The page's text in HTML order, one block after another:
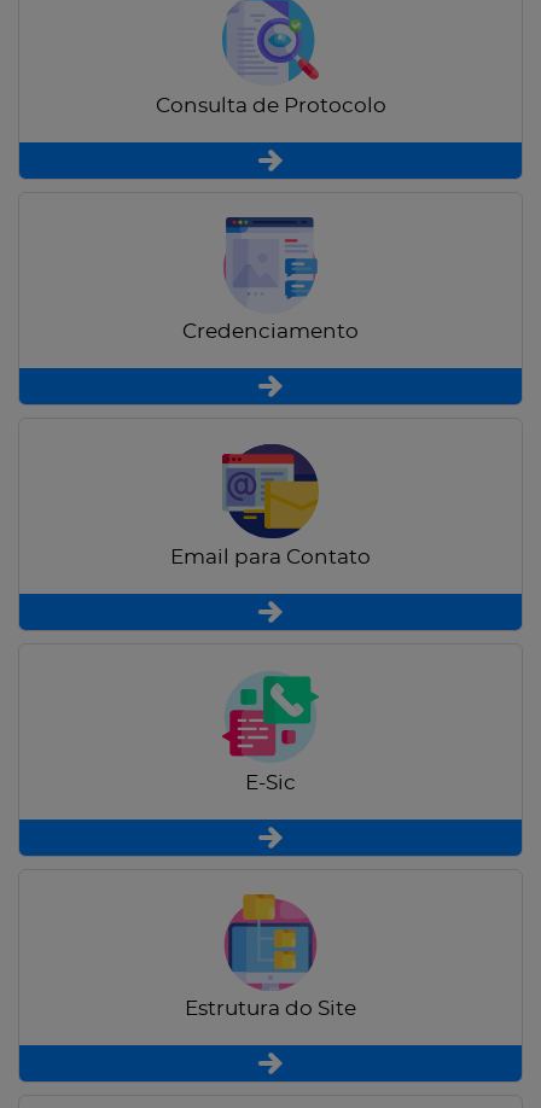
Consulta de Protocolo
Credenciamento
Email para Contato
E-Sic
Estrutura do Site